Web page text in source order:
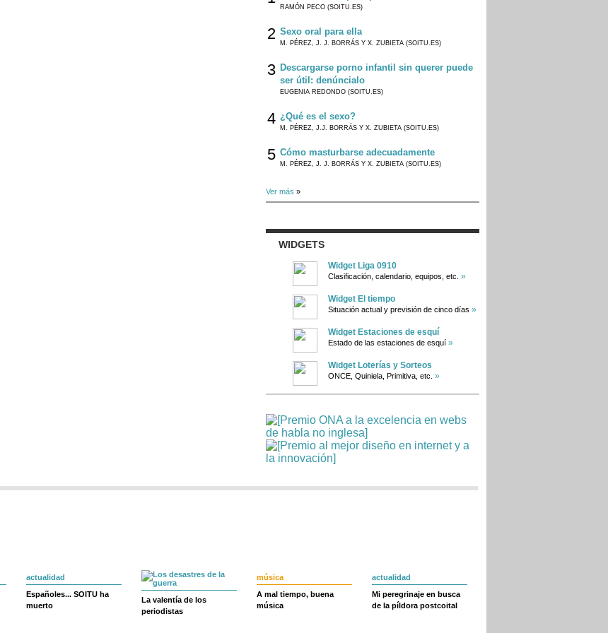
RAMÓN PECO (SOITU.ES)
2 Sexo oral para ella
M. PÉREZ, J. J. BORRÁS Y X. ZUBIETA (SOITU.ES)
3 Descargarse porno infantil sin querer puede
ser útil: denúncialo
EUGENIA REDONDO (SOITU.ES)
4 ¿Qué es el sexo?
M. PÉREZ, J.J. BORRÁS Y X. ZUBIETA (SOITU.ES)
5 Cómo masturbarse adecuadamente
M. PÉREZ, J. J. BORRÁS Y X. ZUBIETA (SOITU.ES)
Ver más »
WIDGETS
Widget Liga 0910
Clasificación, calendario, equipos, etc. »
Widget El tiempo
Situación actual y previsión de cinco días »
Widget Estaciones de esquí
Estado de las estaciones de esquí »
Widget Loterías y Sorteos
ONCE, Quiniela, Primitiva, etc. »
actualidad
Españoles... SOITU ha
muerto
La valentía de los
periodistas
música
A mal tiempo, buena
música
actualidad
Mi peregrinaje en busca
de la píldora postcoital